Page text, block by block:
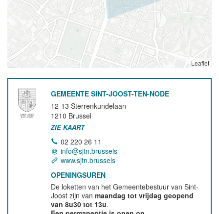
Leaflet
GEMEENTE SINT-JOOST-TEN-NODE
12-13 Sterrenkundelaan
1210 Brussel
ZIE KAART
02 220 26 11
info@sjtn.brussels
www.sjtn.brussels
OPENINGSUREN
De loketten van het Gemeentebestuur van Sint-
Joost zijn vanmaandag tot vrijdag geopend
van 8u30 tot 13u.